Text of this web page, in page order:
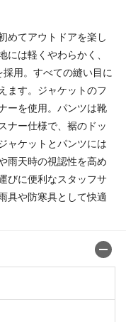
めてアウトドアを楽し
には軽くやわらかく、
用。すべての縫い目に
ます。ジャケットのフ
ーを使用。パンツは靴
ナー仕様で、裾のドッ
ャケットとパンツには
雨天時の視認性を高め
びに便利なスタッフサ
具や防寒具として快適